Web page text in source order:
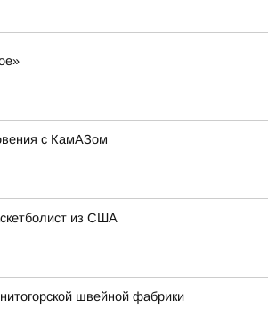
с КамАЗом
из США
швейной фабрики